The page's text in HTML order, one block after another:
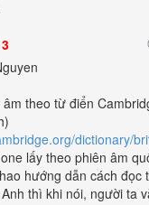
theo từ điển
dictionary/
lấy theo phiên âm
hướng dẫn cách đọc
thì khi nói, người ta